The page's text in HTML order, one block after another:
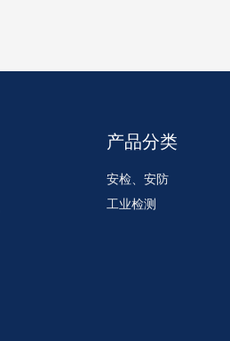
产品分类
安检、安防
工业检测